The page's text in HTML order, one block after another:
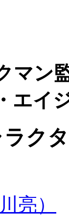
マン
エイ
ク
亮）